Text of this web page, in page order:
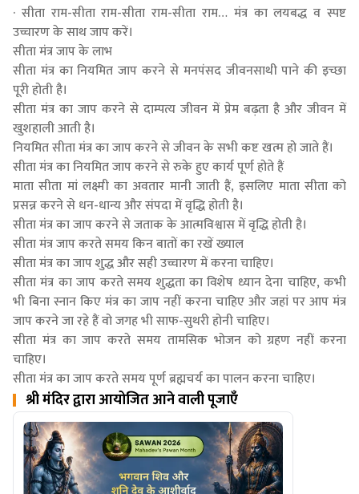
· सीता राम-सीता राम-सीता राम-सीता राम… मंत्र का लयबद्ध व स्पष्ट
उच्चारण के साथ जाप करें।
सीता मंत्र जाप के लाभ
सीता मंत्र का नियमित जाप करने से मनपंसद जीवनसाथी पाने की इच्छा
पूरी होती है।
सीता मंत्र का जाप करने से दाम्पत्य जीवन में प्रेम बढ़ता है और जीवन में
खुशहाली आती है।
नियमित सीता मंत्र का जाप करने से जीवन के सभी कष्ट खत्म हो जाते हैं।
सीता मंत्र का नियमित जाप करने से रुके हुए कार्य पूर्ण होते हैं
माता सीता मां लक्ष्मी का अवतार मानी जाती हैं, इसलिए माता सीता को
प्रसन्न करने से धन-धान्य और संपदा में वृद्धि होती है।
सीता मंत्र का जाप करने से जताक के आत्मविश्वास में वृद्धि होती है।
सीता मंत्र जाप करते समय किन बातों का रखें ख्याल
सीता मंत्र का जाप शुद्ध और सही उच्चारण में करना चाहिए।
सीता मंत्र का जाप करते समय शुद्धता का विशेष ध्यान देना चाहिए, कभी
भी बिना स्नान किए मंत्र का जाप नहीं करना चाहिए और जहां पर आप मंत्र
जाप करने जा रहे हैं वो जगह भी साफ-सुथरी होनी चाहिए।
सीता मंत्र का जाप करते समय तामसिक भोजन को ग्रहण नहीं करना
चाहिए।
सीता मंत्र का जाप करते समय पूर्ण ब्रह्मचर्य का पालन करना चाहिए।
श्री मंदिर द्वारा आयोजित आने वाली पूजाएँ